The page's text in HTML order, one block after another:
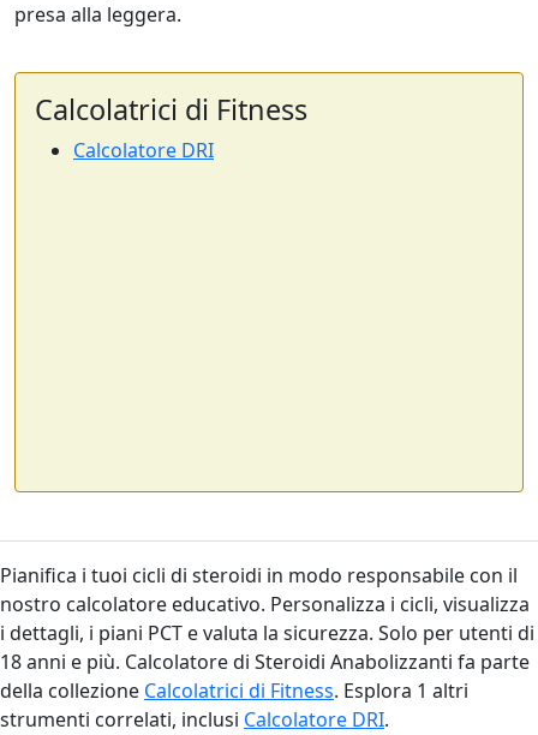
presa alla leggera.
Calcolatrici di Fitness
Calcolatore DRI
Pianifica i tuoi cicli di steroidi in modo responsabile con il
nostro calcolatore educativo. Personalizza i cicli, visualizza
i dettagli, i piani PCT e valuta la sicurezza. Solo per utenti di
18 anni e più. Calcolatore di Steroidi Anabolizzanti fa parte
della collezione Calcolatrici di Fitness. Esplora 1 altri
strumenti correlati, inclusi Calcolatore DRI.